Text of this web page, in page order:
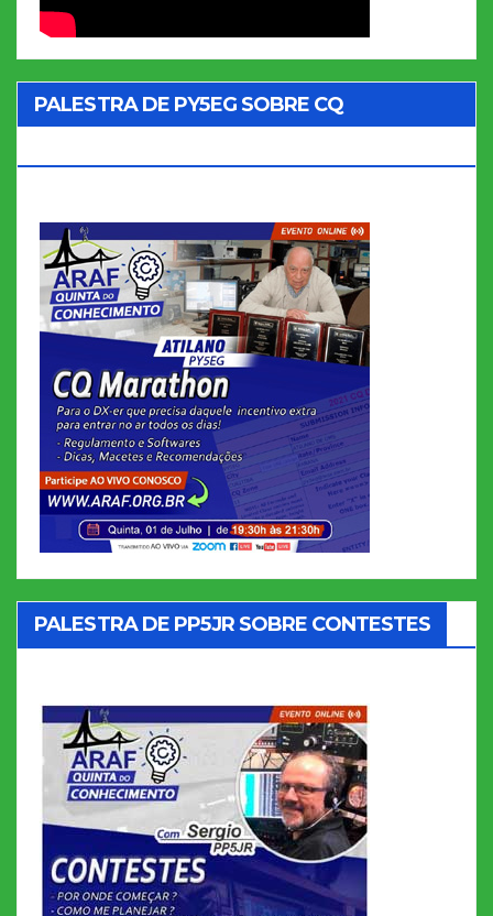
PALESTRA DE PY5EG SOBRE CQ
PALESTRA DE PP5JR SOBRE CONTESTES